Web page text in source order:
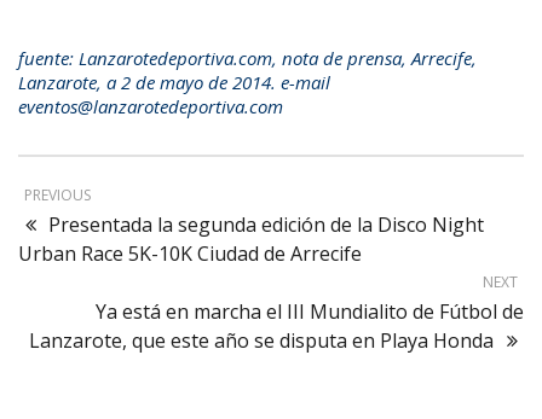
fuente: Lanzarotedeportiva.com, nota de prensa, Arrecife,
Lanzarote, a 2 de mayo de 2014. e-mail
eventos@lanzarotedeportiva.com
PREVIOUS
Presentada la segunda edición de la Disco Night
Urban Race 5K-10K Ciudad de Arrecife
NEXT
Ya está en marcha el III Mundialito de Fútbol de
Lanzarote, que este año se disputa en Playa Honda